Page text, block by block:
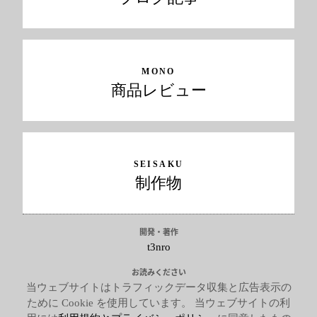
MONO
商品レビュー
SEISAKU
制作物
開発・著作
t3nro
お読みください
当ウェブサイトはトラフィックデータ収集と広告表示の
ために Cookie を使用しています。 当ウェブサイトの利